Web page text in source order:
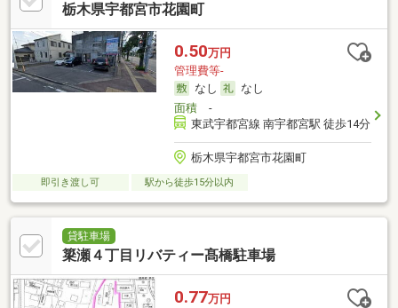
栃木県宇都宮市花園町
0.50万円
管理費等-
なし
なし
面積-
東武宇都宮線 南宇都宮駅 徒歩14分
栃木県宇都宮市花園町
即引き渡し可 駅から徒歩15分以内
貸駐車場
簗瀬４丁目リバティー髙橋駐車場
0.77万円